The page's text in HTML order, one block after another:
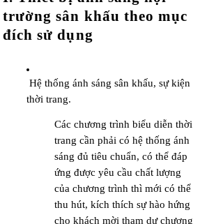
trường sân khấu theo mục
đích sử dụng
Hệ thống ánh sáng sân khấu, sự kiện
thời trang.
Các chương trình biểu diễn thời
trang cần phải có hệ thống ánh
sáng đủ tiêu chuẩn, có thể đáp
ứng được yêu cầu chất lượng
của chương trình thì mới có thể
thu hút, kích thích sự hào hứng
cho khách mời tham dự chương